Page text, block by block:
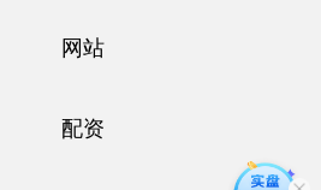
网站
配资